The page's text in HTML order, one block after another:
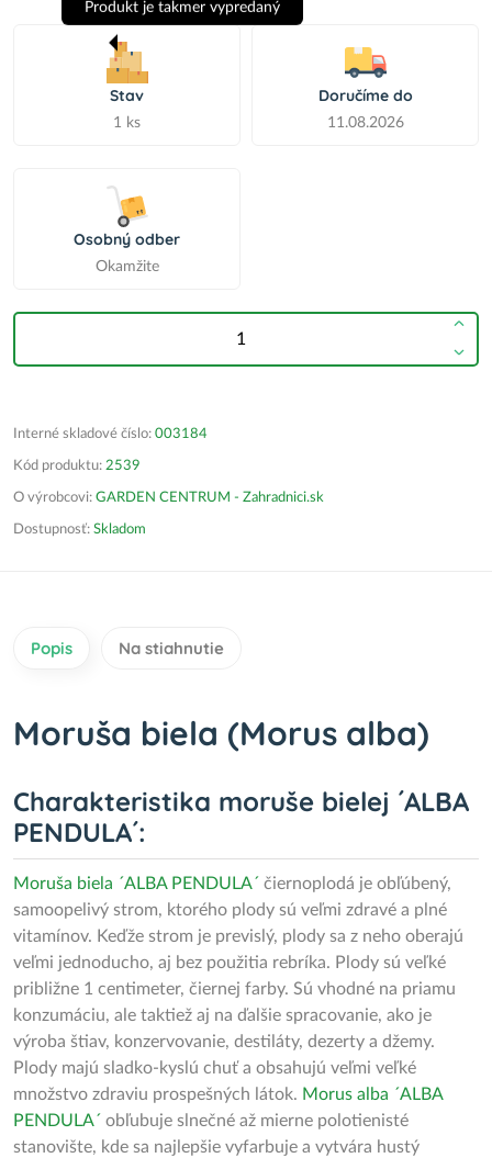
Stav
1 ks
Produkt je takmer vypredaný
Doručíme do
11.08.2026
Osobný odber
Okamžite
Interné skladové číslo: 003184
Kód produktu: 2539
O výrobcovi: GARDEN CENTRUM - Zahradnici.sk
Dostupnosť: Skladom
Popis Na stiahnutie
Moruša biela (Morus alba)
Charakteristika moruše bielej ´ALBA
PENDULA´:
Moruša biela ´ALBA PENDULA´ čiernoplodá je obľúbený,
samoopelivý strom, ktorého plody sú veľmi zdravé a plné
vitamínov. Keďže strom je previslý, plody sa z neho oberajú
veľmi jednoducho, aj bez použitia rebríka. Plody sú veľké
približne 1 centimeter, čiernej farby. Sú vhodné na priamu
konzumáciu, ale taktiež aj na ďalšie spracovanie, ako je
výroba štiav, konzervovanie, destiláty, dezerty a džemy.
Plody majú sladko-kyslú chuť a obsahujú veľmi veľké
množstvo zdraviu prospešných látok. Morus alba ´ALBA
PENDULA´ obľubuje slnečné až mierne polotienisté
stanovište, kde sa najlepšie vyfarbuje a vytvára hustý